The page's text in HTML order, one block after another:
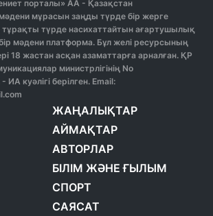
порталы» АА - Қазақстан
мұрасын заңды түрде бір жерге
түрде насихаттайтын ағартушылық
мәдени платформа. Бұл желі ресурсының
18 жастан асқан азаматтарға арналған. ҚР
министрлігінің No
куәлігі берілген. Email:
ЖАҢАЛЫҚТАР
АЙМАҚТАР
АВТОРЛАР
БІЛІМ ЖӘНЕ ҒЫЛЫМ
СПОРТ
САЯСАТ